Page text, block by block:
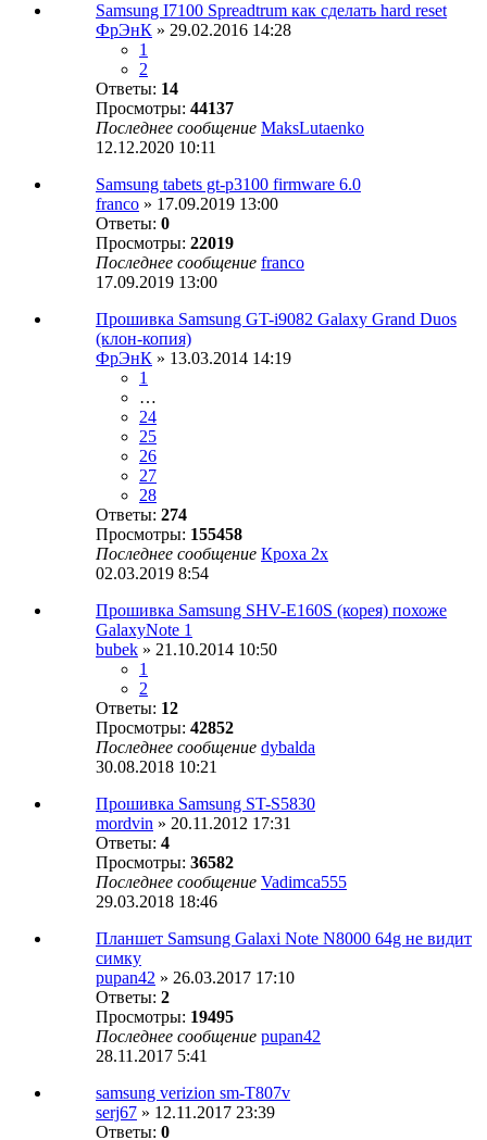
Samsung I7100 Spreadtrum как сделать hard reset
ФрЭнК » 29.02.2016 14:28
1
2
Ответы: 14
Просмотры: 44137
Последнее сообщение MaksLutaenko
12.12.2020 10:11
Samsung tabets gt-p3100 firmware 6.0
franco » 17.09.2019 13:00
Ответы: 0
Просмотры: 22019
Последнее сообщение franco
17.09.2019 13:00
Прошивка Samsung GT-i9082 Galaxy Grand Duos
(клон-копия)
ФрЭнК » 13.03.2014 14:19
1
…
24
25
26
27
28
Ответы: 274
Просмотры: 155458
Последнее сообщение Кроха 2х
02.03.2019 8:54
Прошивка Samsung SHV-E160S (корея) похоже
GalaxyNote 1
bubek » 21.10.2014 10:50
1
2
Ответы: 12
Просмотры: 42852
Последнее сообщение dybalda
30.08.2018 10:21
Прошивка Samsung ST-S5830
mordvin » 20.11.2012 17:31
Ответы: 4
Просмотры: 36582
Последнее сообщение Vadimca555
29.03.2018 18:46
Планшет Samsung Galaxi Note N8000 64g не видит
симку
pupan42 » 26.03.2017 17:10
Ответы: 2
Просмотры: 19495
Последнее сообщение pupan42
28.11.2017 5:41
samsung verizion sm-T807v
serj67 » 12.11.2017 23:39
Ответы: 0